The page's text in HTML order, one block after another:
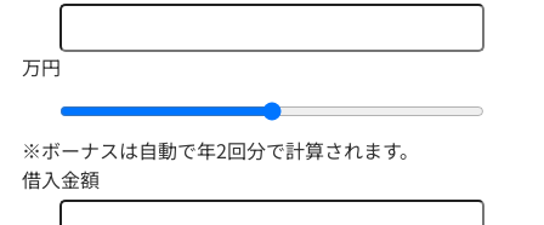
万円
※ボーナスは自動で年2回分で計算されます。
借入金額